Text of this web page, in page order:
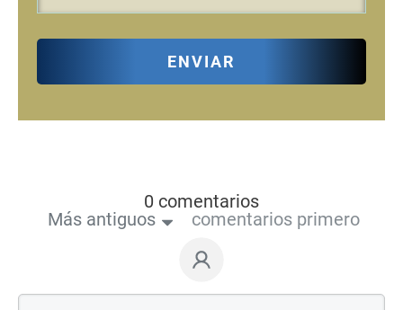
ENVIAR
0 comentarios
Más antiguos
comentarios primero